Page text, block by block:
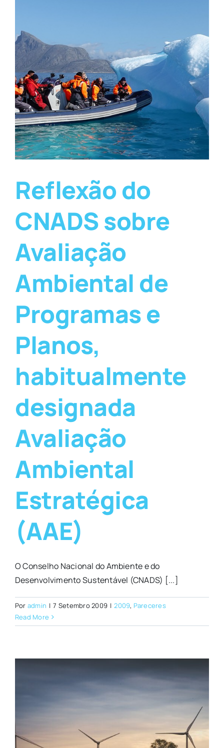
Reflexão do
CNADS sobre
Avaliação
Ambiental de
Programas e
Planos,
habitualmente
designada
Avaliação
Ambiental
Estratégica
(AAE)
O Conselho Nacional do Ambiente e do
Desenvolvimento Sustentável (CNADS) [...]
Por admin | 7 Setembro 2009 | 2009, Pareceres
Read More